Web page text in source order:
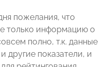
пожелания, что
только информацию о
полно, т.к. данные
другие показатели, и